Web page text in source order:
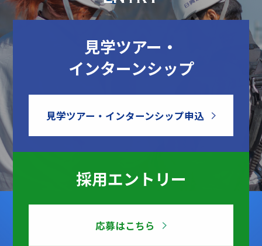
見学ツアー・
インターンシップ
見学ツアー・インターンシップ申込
採用エントリー
応募はこちら